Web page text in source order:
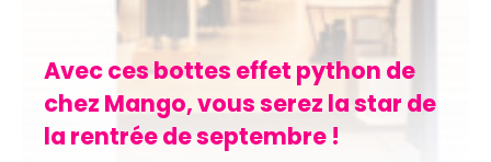
Avec ces bottes effet python de
chez Mango, vous serez la star de
la rentrée de septembre !